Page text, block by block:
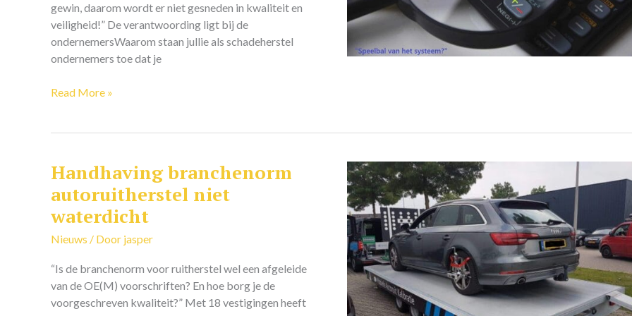
gewin, daarom wordt er niet gesneden in kwaliteit en
veiligheid!” De verantwoording ligt bij de
ondernemersWaarom staan jullie als schadeherstel
ondernemers toe dat je
Read More »
Handhaving branchenorm
autoruitherstel niet
waterdicht
Nieuws / Door jasper
“Is de branchenorm voor ruitherstel wel een afgeleide
van de OE(M) voorschriften? En hoe borg je de
voorgeschreven kwaliteit?” Met 18 vestigingen heeft
Handhaving
branchenorm
autoruitherstel
niet
waterdicht